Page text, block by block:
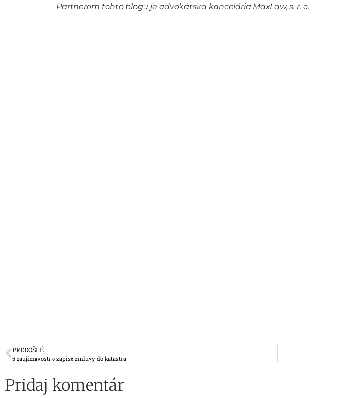
Partnerom tohto blogu je advokátska kancelária MaxLaw, s. r. o.
PREDOŠLÉ
5 zaujímavostí o zápise zmluvy do katastra
Pridaj komentár